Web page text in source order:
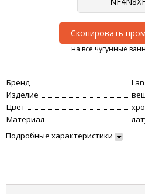
Скопировать
на все чугунные
Бренд
Изделие
Цвет
Материал
Подробные характеристики